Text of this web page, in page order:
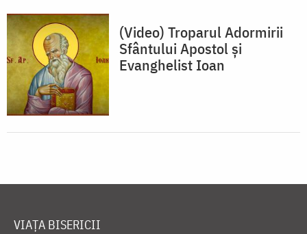
(Video) Troparul Adormirii
Sfântului Apostol și
Evanghelist Ioan
VIAȚA BISERICII